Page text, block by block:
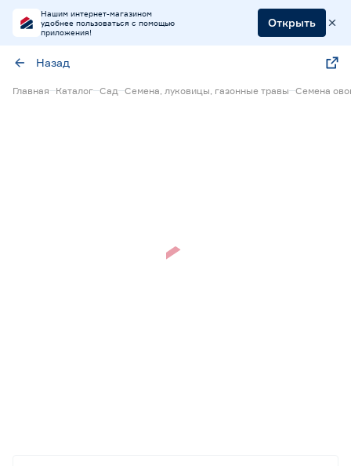
Нашим интернет-магазином
удобнее пользоваться с помощью
приложения!
Открыть
Назад
Главная Каталог Сад Семена, луковицы, газонные травы Семена